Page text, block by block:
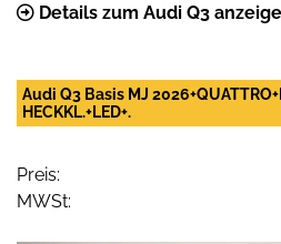
Details zum Audi Q3
Audi Q3 Basis MJ
HECKKL.+LED+.
Preis:
MWSt: